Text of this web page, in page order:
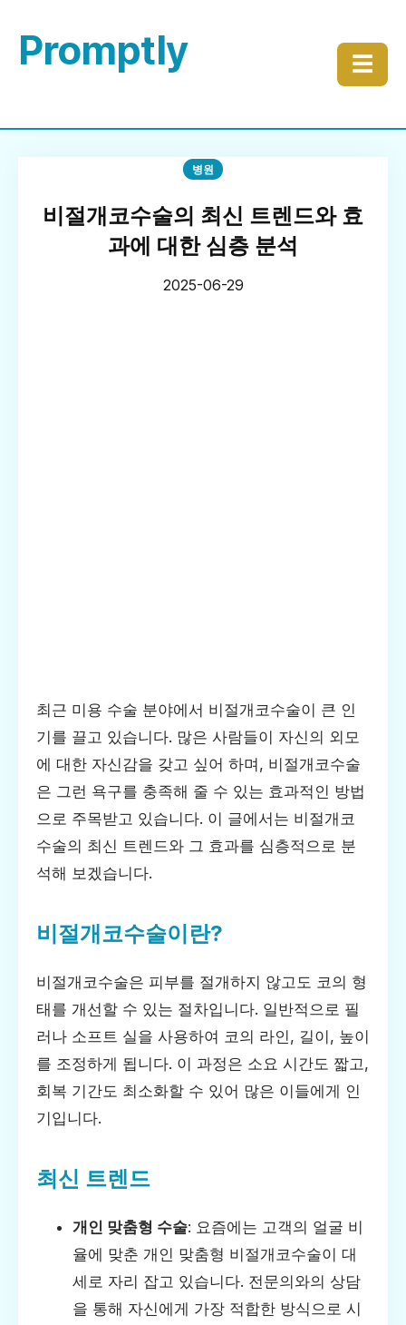
Promptly ☰
병원
비절개코수술의 최신 트렌드와 효
과에 대한 심층 분석
2025-06-29
최근 미용 수술 분야에서 비절개코수술이 큰 인
기를 끌고 있습니다. 많은 사람들이 자신의 외모
에 대한 자신감을 갖고 싶어 하며, 비절개코수술
은 그런 욕구를 충족해 줄 수 있는 효과적인 방법
으로 주목받고 있습니다. 이 글에서는 비절개코
수술의 최신 트렌드와 그 효과를 심층적으로 분
석해 보겠습니다.
비절개코수술이란?
비절개코수술은 피부를 절개하지 않고도 코의 형
태를 개선할 수 있는 절차입니다. 일반적으로 필
러나 소프트 실을 사용하여 코의 라인, 길이, 높이
를 조정하게 됩니다. 이 과정은 소요 시간도 짧고,
회복 기간도 최소화할 수 있어 많은 이들에게 인
기입니다.
최신 트렌드
개인 맞춤형 수술: 요즘에는 고객의 얼굴 비
율에 맞춘 개인 맞춤형 비절개코수술이 대
세로 자리 잡고 있습니다. 전문의와의 상담
을 통해 자신에게 가장 적합한 방식으로 시